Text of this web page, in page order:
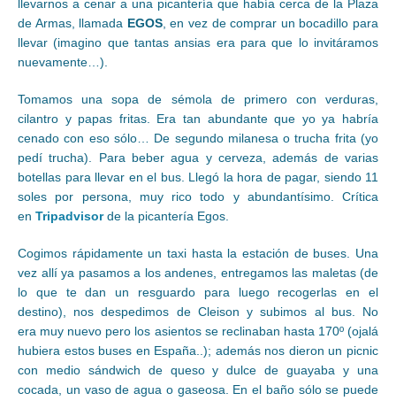
llevarnos a cenar a una picantería que había cerca de la Plaza
de Armas, llamada EGOS, en vez de comprar un bocadillo para
llevar (imagino que tantas ansias era para que lo invitáramos
nuevamente…).
Tomamos una sopa de sémola de primero con verduras,
cilantro y papas fritas. Era tan abundante que yo ya habría
cenado con eso sólo… De segundo milanesa o trucha frita (yo
pedí trucha). Para beber agua y cerveza, además de varias
botellas para llevar en el bus. Llegó la hora de pagar, siendo 11
soles por persona, muy rico todo y abundantísimo. Crítica
en Tripadvisorde la picantería Egos.
Cogimos rápidamente un taxi hasta la estación de buses. Una
vez allí ya pasamos a los andenes, entregamos las maletas (de
lo que te dan un resguardo para luego recogerlas en el
destino), nos despedimos de Cleison y subimos al bus. No
era muy nuevo pero los asientos se reclinaban hasta 170º (ojalá
hubiera estos buses en España..); además nos dieron un picnic
con medio sándwich de queso y dulce de guayaba y una
cocada, un vaso de agua o gaseosa. En el baño sólo se puede